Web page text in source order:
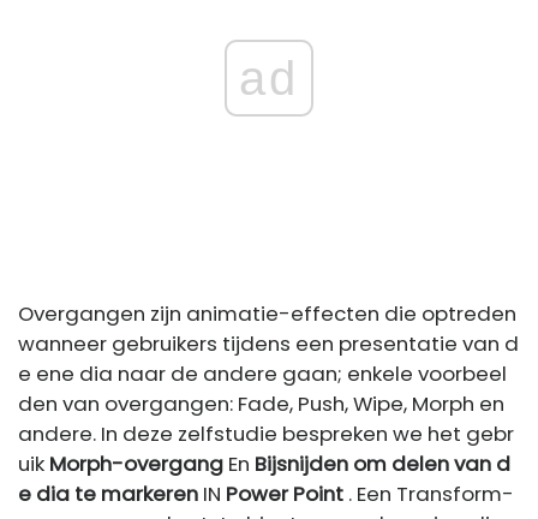
ad
Overgangen zijn animatie-effecten die optreden
wanneer gebruikers tijdens een presentatie van d
e ene dia naar de andere gaan; enkele voorbeel
den van overgangen: Fade, Push, Wipe, Morph en
andere. In deze zelfstudie bespreken we het gebr
uik Morph-overgang En Bijsnijden om delen van d
e dia te markeren IN Power Point . Een Transform-